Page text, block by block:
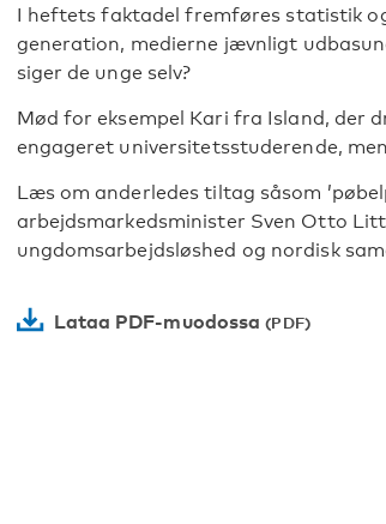
I heftets faktadel fremføres statistik
generation, medierne jævnligt
siger de unge selv?
Mød for eksempel Kari fra Island, der
engageret universitetsstuderende,
Læs om anderledes tiltag såsom
arbejdsmarkedsminister Sven Otto
ungdomsarbejdsløshed og nordisk
Lataa PDF-muodossa